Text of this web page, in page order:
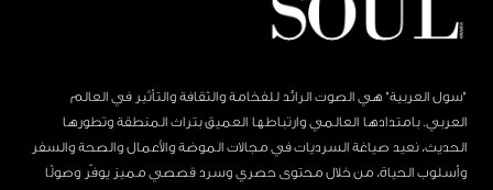
"سول العربية" هي الصوت الرائد للفخامة والثقافة والتأثير في العالم
العربي. بامتدادها العالمي وارتباطها العميق بتراث المنطقة وتطورها
الحديث، نعيد صياغة السرديات في مجالات الموضة والأعمال والصحة والسفر
وأسلوب الحياة، من خلال محتوى حصري وسرد قصصي مميز يوفّر وصولًا